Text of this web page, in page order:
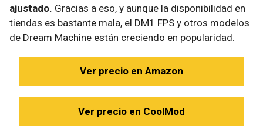
ajustado. Gracias a eso, y aunque la disponibilidad en
tiendas es bastante mala, el DM1 FPS y otros modelos
de Dream Machine están creciendo en popularidad.
Ver precio en Amazon
Ver precio en CoolMod